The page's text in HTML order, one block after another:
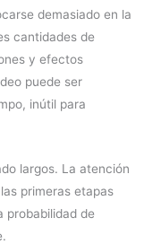
demasiado en la
cantidades de
y efectos
puede ser
inútil para
largos. La atención
primeras etapas
probabilidad de